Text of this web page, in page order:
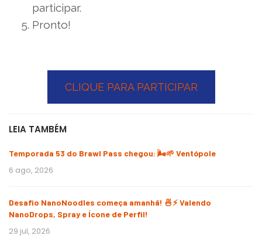
participar.
Pronto!
CLIQUE PARA PARTICIPAR
LEIA TAMBÉM
Temporada 53 do Brawl Pass chegou: 🌬️🌱 Ventópole
6 ago, 2026
Desafio NanoNoodles começa amanhã! 🍜⚡ Valendo
NanoDrops, Spray e Ícone de Perfil!
29 jul, 2026